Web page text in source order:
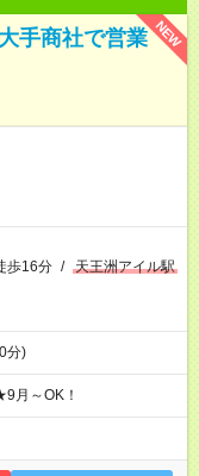
NEW
手商社で営業
歩16分 / 天王洲アイル駅
分)
月～OK！